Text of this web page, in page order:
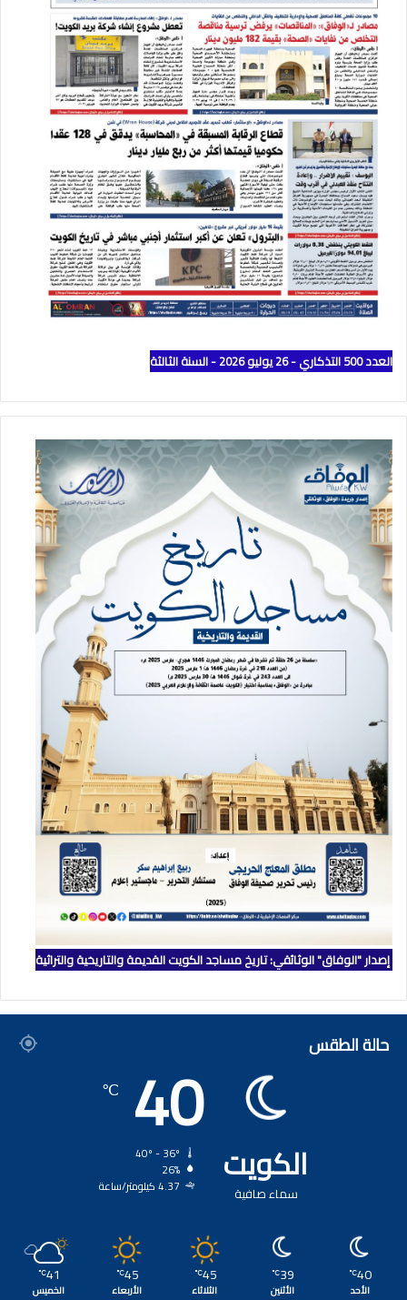
العدد 500 التذكاري - 26 يوليو 2026 - السنة الثالثة
إصدار "الوفاق" الوثائقي: تاريخ مساجد الكويت القديمة والتاريخية والتراثية
حالة الطقس
الكويت
سماء صافية
40
℃
26%
4.37 كيلومتر/ساعة
40
℃
الأحد
39
℃
الأثنين
45
℃
الثلاثاء
45
℃
الأربعاء
41
℃
الخميس